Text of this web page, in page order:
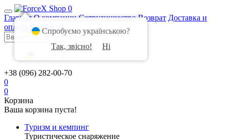
0
Главная О компании Сотрудничество Возврат Доставка и
оплата
Контакты
+38 (096) 282-00-70
0
0
Корзина
Ваша корзина пуста!
Туризм и кемпинг
Туристическое снаряжение
Спробуємо українською?
Так, звісно!
Ні